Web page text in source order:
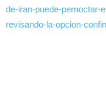
de-iran-puede-pernoctar-
revisando-la-opcion-